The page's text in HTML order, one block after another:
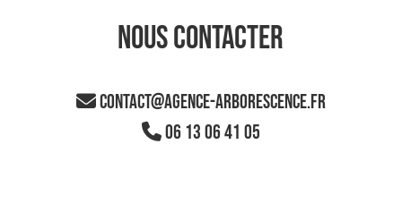
NOUS CONTACTER
contact@agence-arborescence.fr
06 13 06 41 05